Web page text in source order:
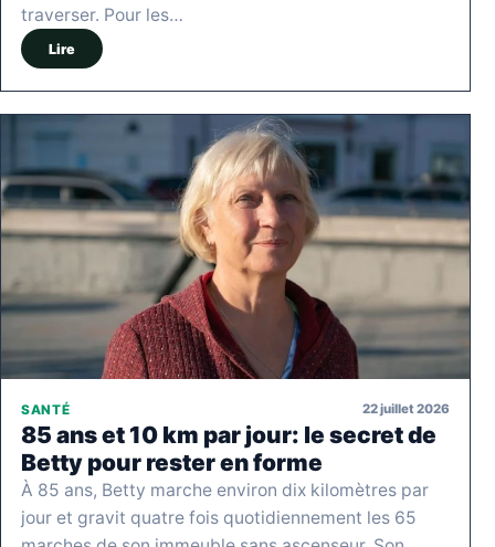
traverser. Pour les…
Lire
SANTÉ 22 juillet 2026
85 ans et 10 km par jour: le secret de
Betty pour rester en forme
À 85 ans, Betty marche environ dix kilomètres par
jour et gravit quatre fois quotidiennement les 65